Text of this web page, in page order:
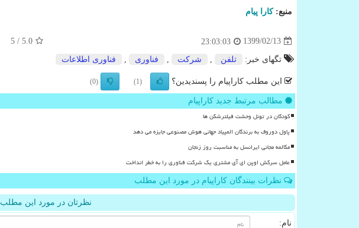
منبع:كارا پیام
1399/02/13
23:03:03
5.0
/ 5
تگهای خبر: تلفن شركت فناوری فناوری اطلاعات
این مطلب کاراپیام را پسندیدین؟ (1)
(0)
مطالب مرتبط جدید کاراپیام
کودکان در تونل وحشت فیلترشکن ها
پاول دوروف به برندگان المپیاد جهانی هوش مصنوعی جایزه می دهد
مکالمه مجانی ایرانسل به مناسبت روز زنجان
عامل سرکش اوپن ای آی مشتری یک شرکت فناوری را به خطر انداخت
نظرات بینندگان کاراپیام در مورد این مطلب
نظرتان در مورد این مطلب
نام: